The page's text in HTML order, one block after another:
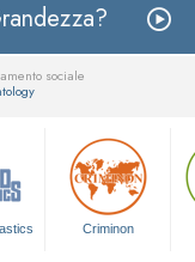
sociale
Criminon